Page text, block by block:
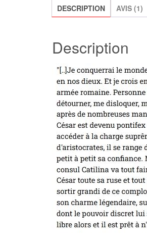
DESCRIPTION AVIS (1)
Description